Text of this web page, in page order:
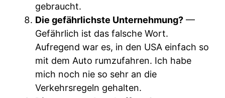
gebraucht.
Die gefährlichste Unternehmung? —
Gefährlich ist das falsche Wort.
Aufregend war es, in den USA einfach so
mit dem Auto rumzufahren. Ich habe
mich noch nie so sehr an die
Verkehrsregeln gehalten.